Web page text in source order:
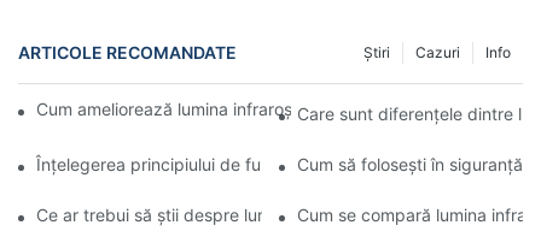
ARTICOLE RECOMANDATE Info
Cazuri
Știri
Cum ameliorează lumina infraroșie pentru față durerea și
Care sunt diferențele dintre
Înțelegerea principiului de funcționare al luminii infraroșii pentru
Cum să folosești în siguranță
Ce ar trebui să știi despre lumina infraroșie pentru tratamentele
Cum se compară lumina